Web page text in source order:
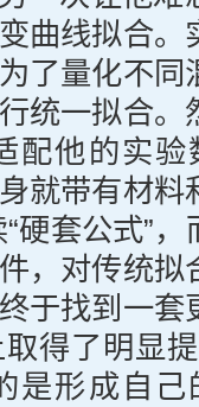
曲线拟合。
了量化不同
统一拟合。
配他的实验
就带有材料
硬套公式”
，对传统拟
于找到一套
得了明显
是形成自己